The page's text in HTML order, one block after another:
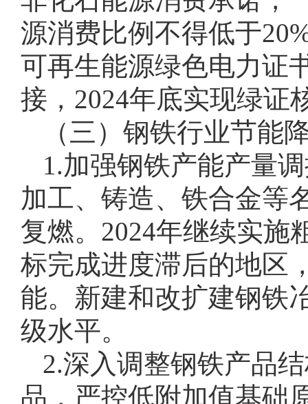
源消费比例不得低于
可再生能源绿色电力证
接，2024年底实现绿证
（三）钢铁行业节能
1.加强钢铁产能产量
加工、铸造、铁合金等
复燃。2024年继续实施
标完成进度滞后的地区
能。新建和改扩建钢铁
级水平。
2.深入调整钢铁产品
品，严控低附加值基础